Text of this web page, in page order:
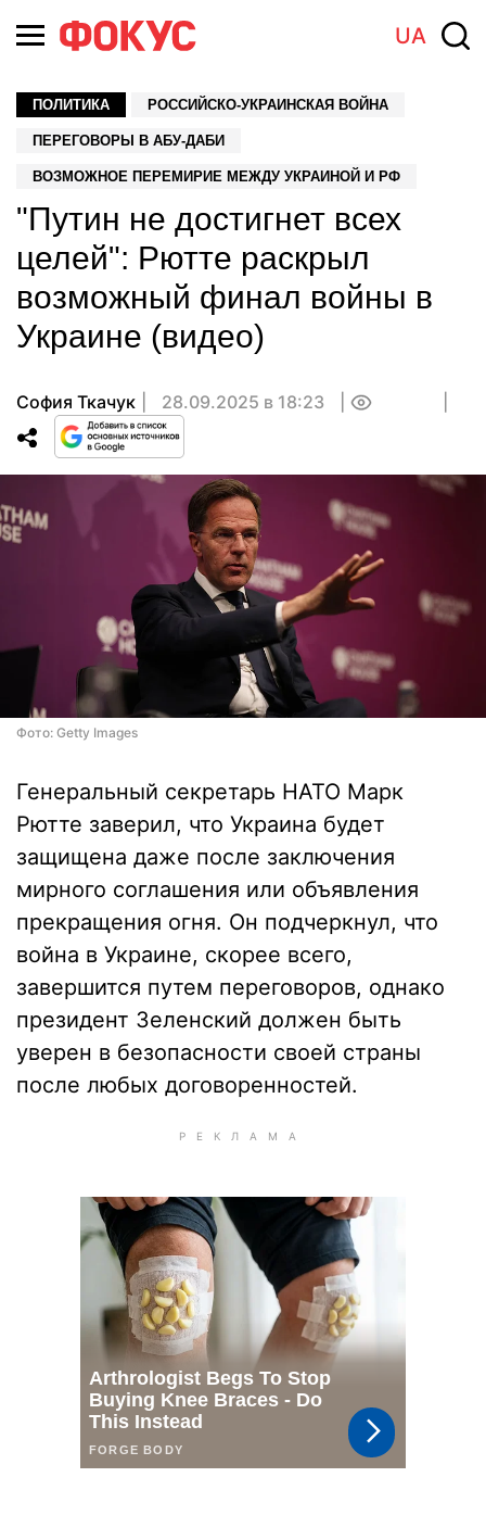
UA
ПОЛИТИКА РОССИЙСКО-УКРАИНСКАЯ ВОЙНА
ПЕРЕГОВОРЫ В АБУ-ДАБИ
ВОЗМОЖНОЕ ПЕРЕМИРИЕ МЕЖДУ УКРАИНОЙ И РФ
"Путин не достигнет всех
целей": Рютте раскрыл
возможный финал войны в
Украине (видео)
София Ткачук 28.09.2025 в 18:23
Фото: Getty Images
Генеральный секретарь НАТО Марк
Рютте заверил, что Украина будет
защищена даже после заключения
мирного соглашения или объявления
прекращения огня. Он подчеркнул, что
война в Украине, скорее всего,
завершится путем переговоров, однако
президент Зеленский должен быть
уверен в безопасности своей страны
после любых договоренностей.